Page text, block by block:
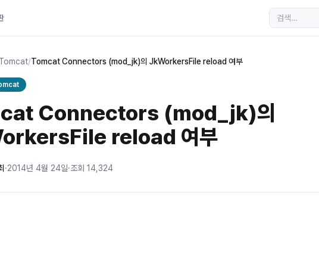
/Tomcat Connectors (mod_jk)의 JkWorkersFile reload 여부
Connectors (mod_jk)의
reload 여부
·2014년 4월 24일·조회 14,324